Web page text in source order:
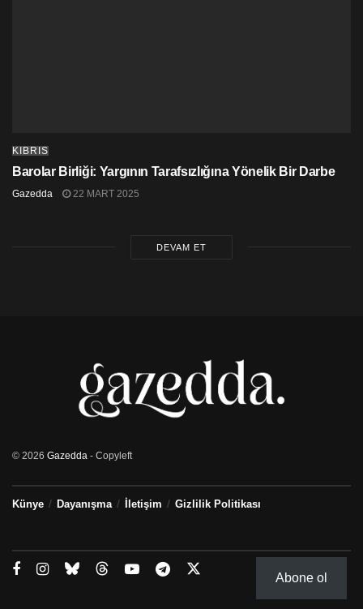
KIBRIS
Barolar Birliği: Yargının Tarafsızlığına Yönelik Bir Darbe
Gazedda 22 MART 2025
DEVAM ET
© 2026 Gazedda - Copyleft
Künye Dayanışma İletişim Gizlilik Politikası
Abone ol